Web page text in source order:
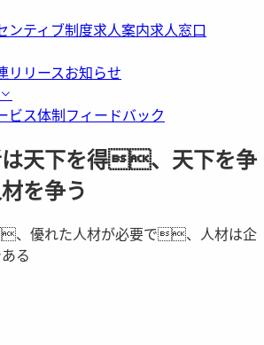
ンティブ制度求人案内求人窓口
リリースお知らせ
ビス体制 フィードバック
は天下を得、天下を争
を争う
、優れた人材が必要で、人材は企
る